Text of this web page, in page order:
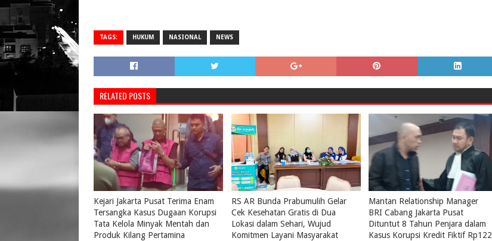
TAGS: HUKUM NASIONAL NEWS
RELATED POSTS
Kejari Jakarta Pusat Terima Enam
Tersangka Kasus Dugaan Korupsi
Tata Kelola Minyak Mentah dan
Produk Kilang Pertamina
RS AR Bunda Prabumulih Gelar
Cek Kesehatan Gratis di Dua
Lokasi dalam Sehari, Wujud
Komitmen Layani Masyarakat
Mantan Relationship Manager
BRI Cabang Jakarta Pusat
Dituntut 8 Tahun Penjara dalam
Kasus Korupsi Kredit Fiktif Rp122